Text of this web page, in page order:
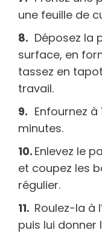
une feuille de
Déposez la
surface, en
tassez en
travail.
Enfournez à
minutes.
Enlevez le
et coupez les
régulier.
Roulez-la à
puis lui donner